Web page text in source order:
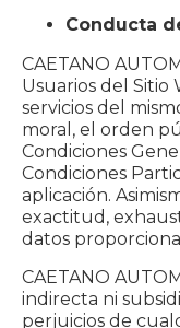
Conducta
CAETANO
Usuarios del Sitio
servicios del
moral, el orden
Condiciones
Condiciones
aplicación.
exactitud,
datos
CAETANO
indirecta ni
perjuicios de